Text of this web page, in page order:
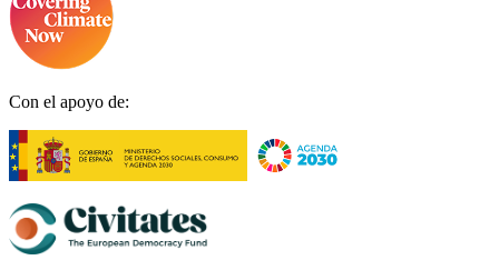
Con el apoyo de: